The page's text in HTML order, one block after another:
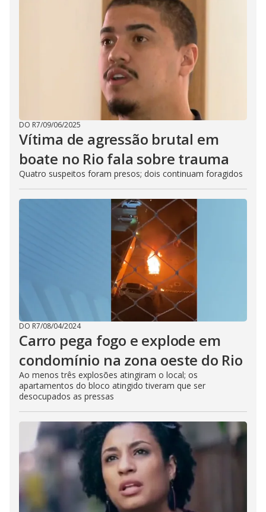
DO R7/09/06/2025
Vítima de agressão brutal em
boate no Rio fala sobre trauma
Quatro suspeitos foram presos; dois continuam foragidos
DO R7/08/04/2024
Carro pega fogo e explode em
condomínio na zona oeste do Rio
Ao menos três explosões atingiram o local; os
apartamentos do bloco atingido tiveram que ser
desocupados as pressas